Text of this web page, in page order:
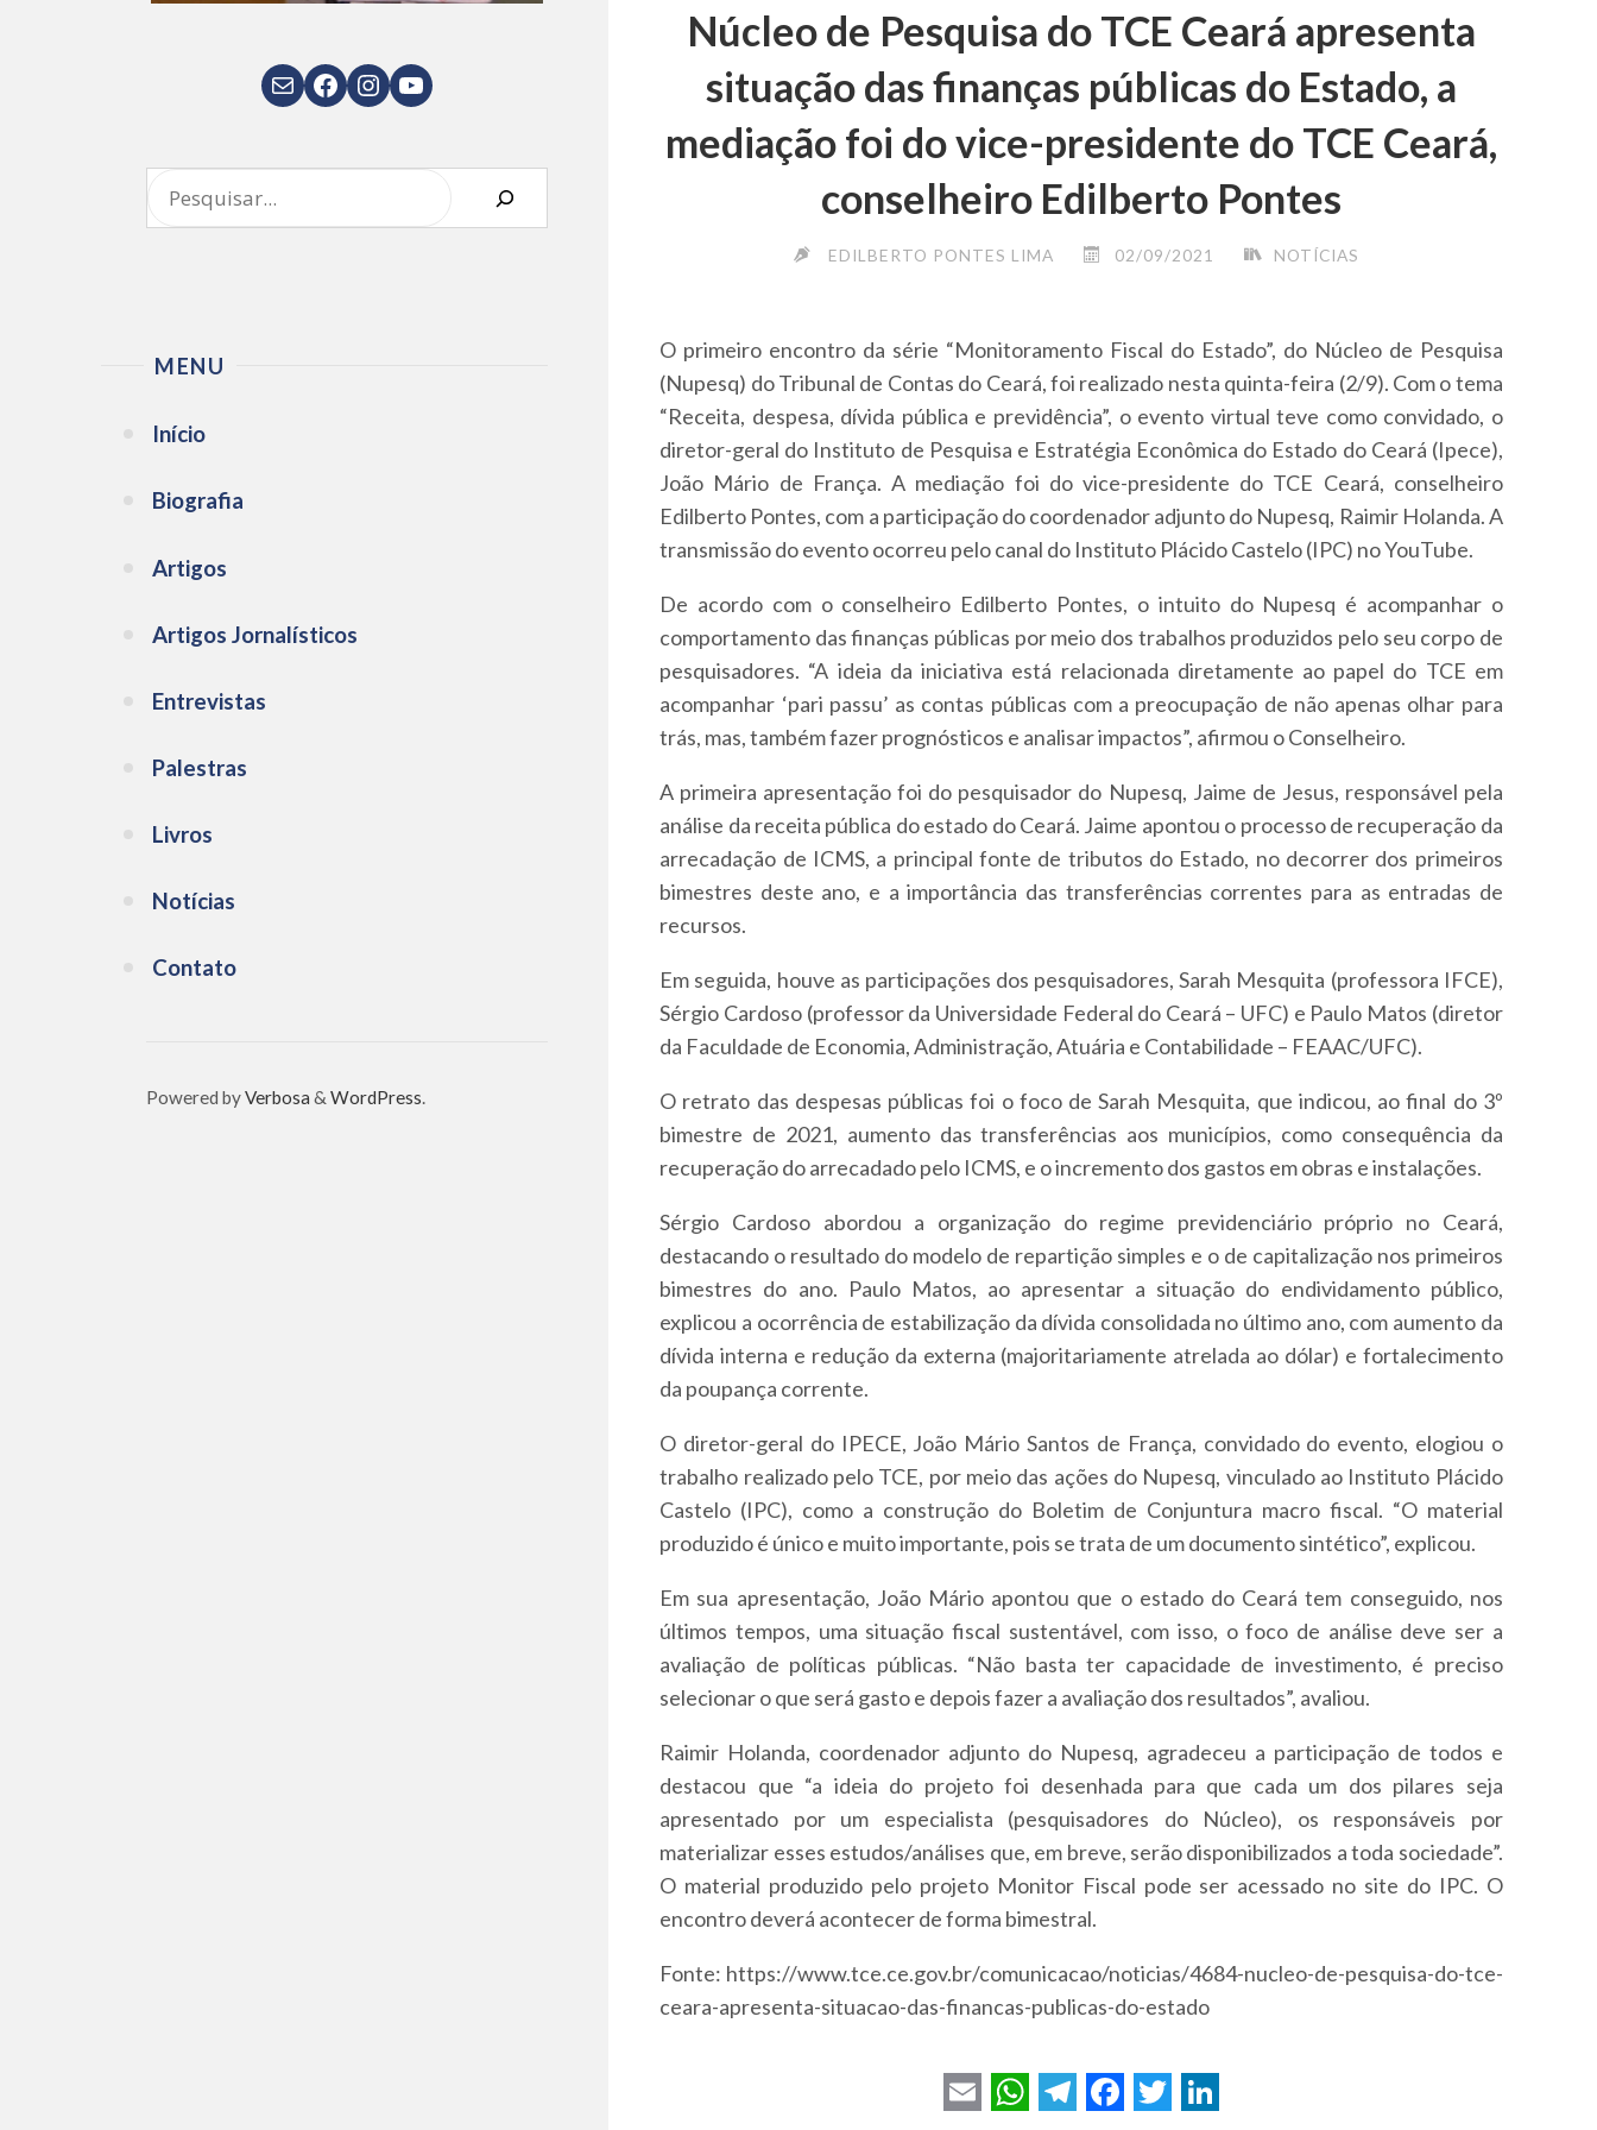
E-mailFacebook
Instagram
Youtube
MENU
Início
Biografia
Artigos
Artigos Jornalísticos
Entrevistas
Palestras
Livros
Notícias
Contato
Powered byVerbosa & WordPress.
Núcleo de Pesquisa do TCE Ceará apresenta
situação das finanças públicas do Estado, a
mediação foi do vice-presidente do TCE Ceará,
conselheiro Edilberto Pontes
EDILBERTO PONTES LIMA 02/09/2021 NOTÍCIAS
O primeiro encontro da série “Monitoramento Fiscal do Estado”, do Núcleo de Pesquisa
(Nupesq) do Tribunal de Contas do Ceará, foi realizado nesta quinta-feira (2/9). Com o tema
“Receita, despesa, dívida pública e previdência”, o evento virtual teve como convidado, o
diretor-geral do Instituto de Pesquisa e Estratégia Econômica do Estado do Ceará (Ipece),
João Mário de França. A mediação foi do vice-presidente do TCE Ceará, conselheiro
Edilberto Pontes, com a participação do coordenador adjunto do Nupesq, Raimir Holanda. A
transmissão do evento ocorreu pelo canal do Instituto Plácido Castelo (IPC) no YouTube.
De acordo com o conselheiro Edilberto Pontes, o intuito do Nupesq é acompanhar o
comportamento das finanças públicas por meio dos trabalhos produzidos pelo seu corpo de
pesquisadores. “A ideia da iniciativa está relacionada diretamente ao papel do TCE em
acompanhar ‘pari passu’ as contas públicas com a preocupação de não apenas olhar para
trás, mas, também fazer prognósticos e analisar impactos”, afirmou o Conselheiro.
A primeira apresentação foi do pesquisador do Nupesq, Jaime de Jesus, responsável pela
análise da receita pública do estado do Ceará. Jaime apontou o processo de recuperação da
arrecadação de ICMS, a principal fonte de tributos do Estado, no decorrer dos primeiros
bimestres deste ano, e a importância das transferências correntes para as entradas de
recursos.
Em seguida, houve as participações dos pesquisadores, Sarah Mesquita (professora IFCE),
Sérgio Cardoso (professor da Universidade Federal do Ceará – UFC) e Paulo Matos (diretor
da Faculdade de Economia, Administração, Atuária e Contabilidade – FEAAC/UFC).
O retrato das despesas públicas foi o foco de Sarah Mesquita, que indicou, ao final do 3º
bimestre de 2021, aumento das transferências aos municípios, como consequência da
recuperação do arrecadado pelo ICMS, e o incremento dos gastos em obras e instalações.
Sérgio Cardoso abordou a organização do regime previdenciário próprio no Ceará,
destacando o resultado do modelo de repartição simples e o de capitalização nos primeiros
bimestres do ano. Paulo Matos, ao apresentar a situação do endividamento público,
explicou a ocorrência de estabilização da dívida consolidada no último ano, com aumento da
dívida interna e redução da externa (majoritariamente atrelada ao dólar) e fortalecimento
da poupança corrente.
O diretor-geral do IPECE, João Mário Santos de França, convidado do evento, elogiou o
trabalho realizado pelo TCE, por meio das ações do Nupesq, vinculado ao Instituto Plácido
Castelo (IPC), como a construção do Boletim de Conjuntura macro fiscal. “O material
produzido é único e muito importante, pois se trata de um documento sintético”, explicou.
Em sua apresentação, João Mário apontou que o estado do Ceará tem conseguido, nos
últimos tempos, uma situação fiscal sustentável, com isso, o foco de análise deve ser a
avaliação de políticas públicas. “Não basta ter capacidade de investimento, é preciso
selecionar o que será gasto e depois fazer a avaliação dos resultados”, avaliou.
Raimir Holanda, coordenador adjunto do Nupesq, agradeceu a participação de todos e
destacou que “a ideia do projeto foi desenhada para que cada um dos pilares seja
apresentado por um especialista (pesquisadores do Núcleo), os responsáveis por
materializar esses estudos/análises que, em breve, serão disponibilizados a toda sociedade”.
O material produzido pelo projeto Monitor Fiscal pode ser acessado no site do IPC. O
encontro deverá acontecer de forma bimestral.
Fonte: https://www.tce.ce.gov.br/comunicacao/noticias/4684-nucleo-de-pesquisa-do-tce-
ceara-apresenta-situacao-das-financas-publicas-do-estado